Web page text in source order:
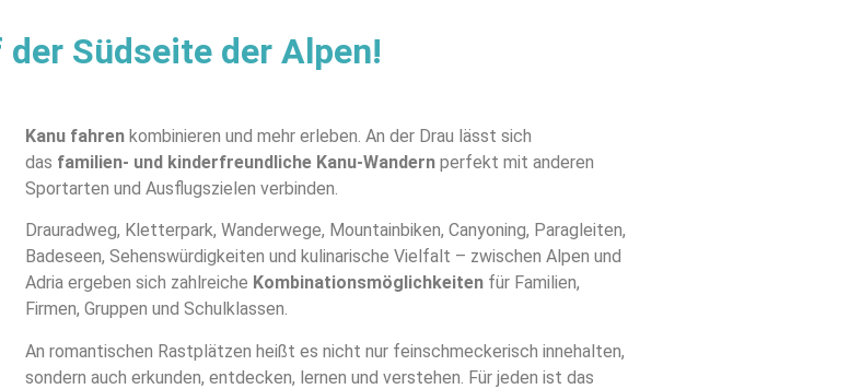
Südseite der Alpen!
Kanu fahren kombinieren und mehr erleben. An der Drau lässt sich
das familien- und kinderfreundliche Kanu-Wandern perfekt mit anderen
Sportarten und Ausflugszielen verbinden.
Drauradweg, Kletterpark, Wanderwege, Mountainbiken, Canyoning, Paragleiten,
Badeseen, Sehenswürdigkeiten und kulinarische Vielfalt – zwischen Alpen und
Adria ergeben sich zahlreiche Kombinationsmöglichkeiten für Familien,
Firmen, Gruppen und Schulklassen.
An romantischen Rastplätzen heißt es nicht nur feinschmeckerisch innehalten,
sondern auch erkunden, entdecken, lernen und verstehen. Für jeden ist das